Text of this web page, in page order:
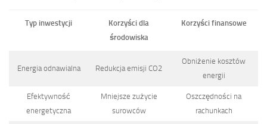
Typ inwestycji
Korzyści dla
środowiska
Korzyści finansowe
Energia odnawialna Redukcja emisji CO2
Obniżenie kosztów
energii
Efektywność
energetyczna
Mniejsze zużycie
surowców
Oszczędności na
rachunkach